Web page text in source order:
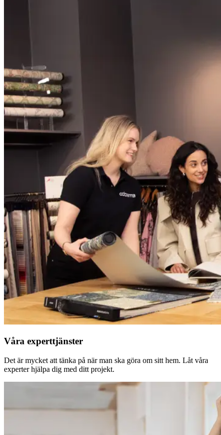
Våra experttjänster
Det är mycket att tänka på när man ska göra om sitt hem. Låt våra
experter hjälpa dig med ditt projekt.